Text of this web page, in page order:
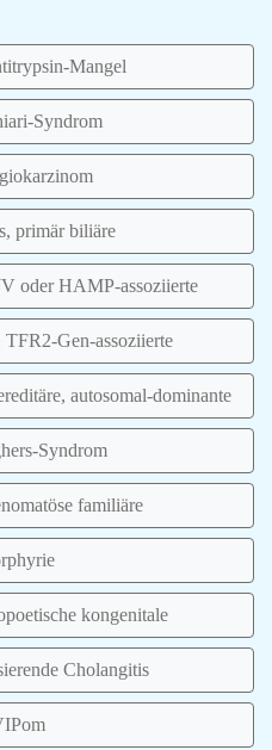
Mangel
Syndrom
primär biliäre
oder HAMP-assoziierte
TFR2-Gen-assoziierte
autosomal-dominante
Syndrom
familiäre
kongenitale
Cholangitis